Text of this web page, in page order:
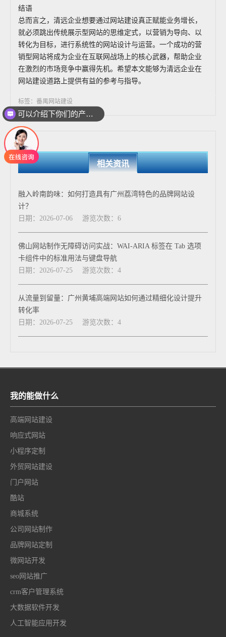
结语
总而言之，清远企业想要通过网站建设真正赋能业务增长，
就必须跳出传统展示型网站的思维定式，以营销为导向、以
转化为目标，进行系统性的网站设计与运营。一个成功的营
销型网站将成为企业在互联网战场上的核心武器，帮助企业
在激烈的市场竞争中赢得先机。希望本文能够为清远企业在
网站建设道路上提供有益的参考与指导。
标签：番禺网站建设
相关资讯
融入岭南韵味：如何打造具有广州荔湾特色的品牌网站设
计？
日期：2026-07-06
游览次数：6
佛山网站制作无障碍访问实战：WAI-ARIA 标签在 Tab 选项
卡组件中的标准用法与键盘导航
日期：2026-07-25
游览次数：4
从流量到留量：广州黄埔高端网站如何通过精细化设计提升
转化率
日期：2026-07-25
游览次数：4
我的能做什么
高端网站建设
响应式网站
小程序定制
外贸网站建设
门户网站
酷站
商城系统
公司网站制作
品牌网站定制
微网站开发
seo网站推广
crm客户管理系统
大数据软件开发
人工智能应用开发
可以介绍下你们的产品么